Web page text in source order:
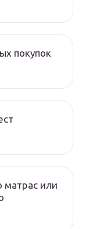
покупок
матрас или